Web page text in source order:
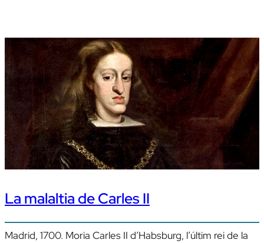
La malaltia de Carles II
Madrid, 1700. Moria Carles II d’Habsburg, l’últim rei de la